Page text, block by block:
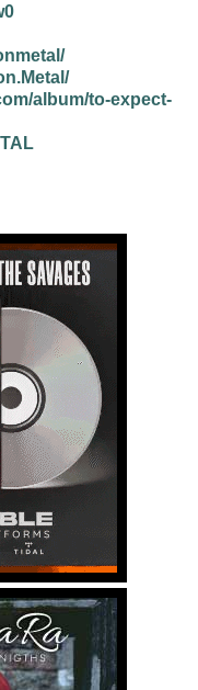
album/to-expect-